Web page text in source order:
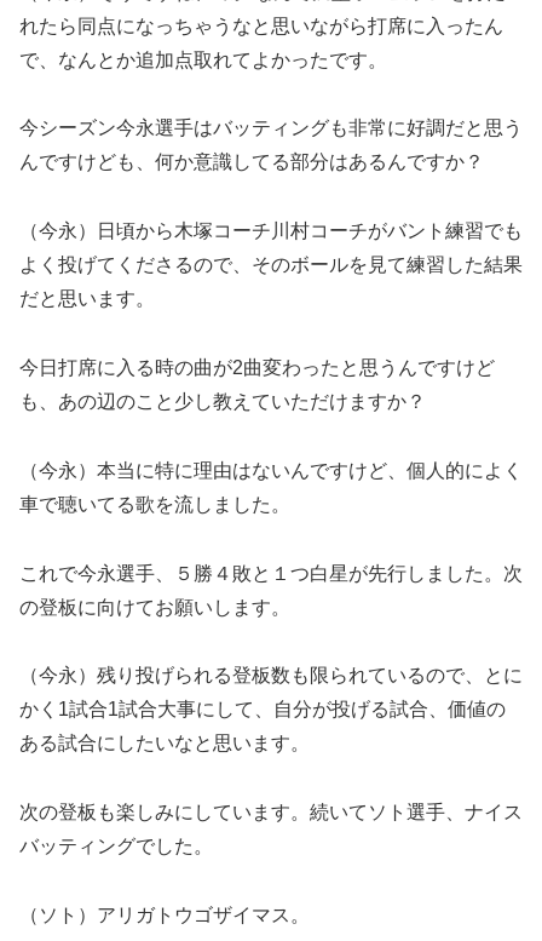
れたら同点になっちゃうなと思いながら打席に入ったん
で、なんとか追加点取れてよかったです。
今シーズン今永選手はバッティングも非常に好調だと思う
んですけども、何か意識してる部分はあるんですか？
（今永）日頃から木塚コーチ川村コーチがバント練習でも
よく投げてくださるので、そのボールを見て練習した結果
だと思います。
今日打席に入る時の曲が2曲変わったと思うんですけど
も、あの辺のこと少し教えていただけますか？
（今永）本当に特に理由はないんですけど、個人的によく
車で聴いてる歌を流しました。
これで今永選手、５勝４敗と１つ白星が先行しました。次
の登板に向けてお願いします。
（今永）残り投げられる登板数も限られているので、とに
かく1試合1試合大事にして、自分が投げる試合、価値の
ある試合にしたいなと思います。
次の登板も楽しみにしています。続いてソト選手、ナイス
バッティングでした。
（ソト）アリガトウゴザイマス。